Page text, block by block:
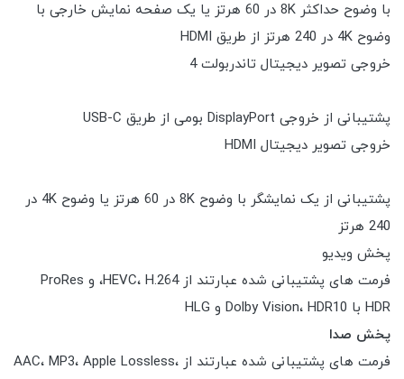
با وضوح حداکثر 8K در 60 هرتز یا یک صفحه نمایش خارجی با
وضوح 4K در 240 هرتز از طریق HDMI
خروجی تصویر دیجیتال تاندربولت 4
پشتیبانی از خروجی DisplayPort بومی از طریق USB-C
خروجی تصویر دیجیتال HDMI
پشتیبانی از یک نمایشگر با وضوح 8K در 60 هرتز یا وضوح 4K در
240 هرتز
پخش ویدیو
فرمت های پشتیبانی شده عبارتند از HEVC، H.264، و ProRes
HDR با Dolby Vision، HDR10 و HLG
پخش صدا
فرمت های پشتیبانی شده عبارتند از AAC، MP3، Apple Lossless،